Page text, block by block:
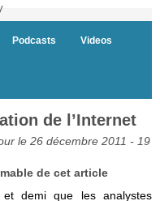
Podcasts Videos
de l’Internet
le 26 décembre 2011 - 19
demi que les analystes